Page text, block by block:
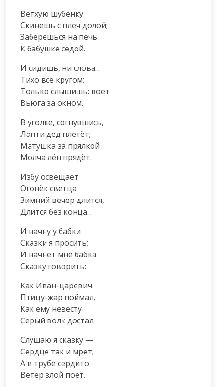
Ветхую шубёнку
Скинешь с плеч долой;
Заберёшься на печь
К бабушке седой.
И сидишь, ни слова…
Тихо всё кругом;
Только слышишь: воет
Вьюга за окном.
В уголке, согнувшись,
Лапти дед плетёт;
Матушка за прялкой
Молча лён прядёт.
Избу освещает
Огонёк светца;
Зимний вечер длится,
Длится без конца…
И начну у бабки
Сказки я просить;
И начнёт мне бабка
Сказку говорить:
Как Иван-царевич
Птицу-жар поймал,
Как ему невесту
Серый волк достал.
Слушаю я сказку —
Сердце так и мрёт;
А в трубе сердито
Ветер злой поёт.